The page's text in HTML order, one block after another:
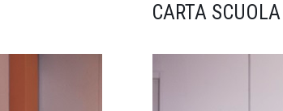
CARTA SCUOLA